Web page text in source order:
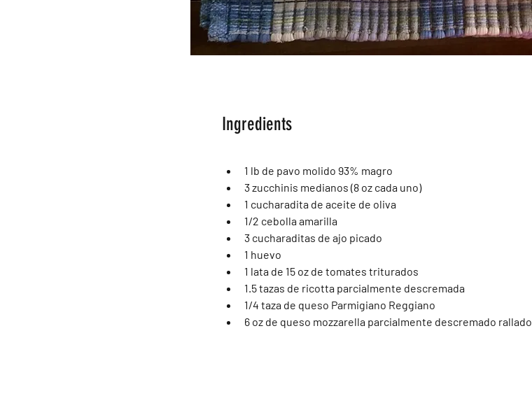
Ingredients
1 lb de pavo molido 93% magro
3 zucchinis medianos (8 oz cada uno)
1 cucharadita de aceite de oliva
1/2 cebolla amarilla
3 cucharaditas de ajo picado
1 huevo
1 lata de 15 oz de tomates triturados
1.5 tazas de ricotta parcialmente descremada
1/4 taza de queso Parmigiano Reggiano
6 oz de queso mozzarella parcialmente descremado rallado